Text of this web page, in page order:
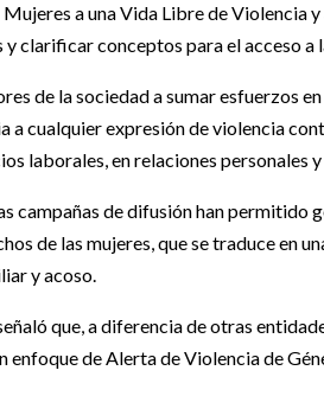
a una Vida Libre de Violencia
y clarificar conceptos para el acceso a
de la sociedad a sumar esfuerzos
a cualquier expresión de violencia
laborales, en relaciones personales
campañas de difusión han permitido
de las mujeres, que se traduce en
y acoso.
que, a diferencia de otras
enfoque de Alerta de Violencia de